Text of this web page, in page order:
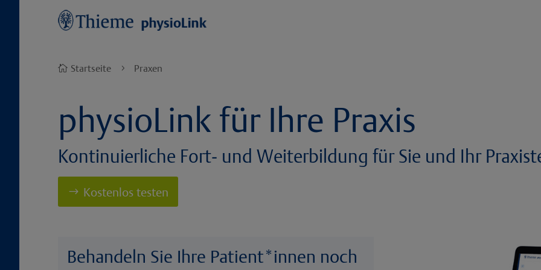
 Startseite 5 Praxen
physioLink für Ihre Praxis
Kontinuierliche Fort- und Weiterbildung für Sie und Ihr
Kostenlos testen
Behandeln Sie Ihre Patient*innen noch